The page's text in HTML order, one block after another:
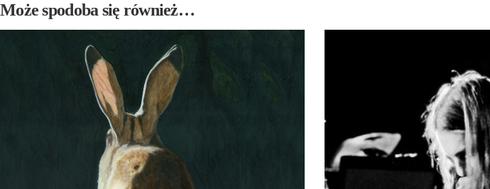
Może spodoba się również…